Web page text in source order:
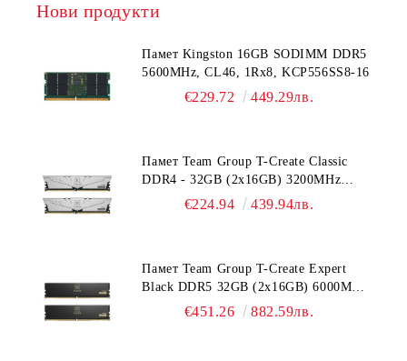
Нови продукти
Памет Kingston 16GB SODIMM DDR5
5600MHz, CL46, 1Rx8, KCP556SS8-16
€229.72 449.29лв.
Памет Team Group T-Create Classic
DDR4 - 32GB (2x16GB) 3200MHz
€224.94 439.94лв.
Памет Team Group T-Create Expert
Black DDR5 32GB (2x16GB) 6000MHz
€451.26 882.59лв.